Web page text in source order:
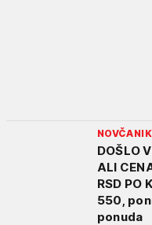
NOVČANIK
DOŠLO
ALI
RSD PO
550,
ponuda